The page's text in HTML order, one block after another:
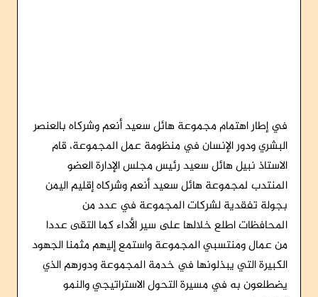
في إطار اهتمام مجموعة هائل سعيد أنعم وشركاه بالعنصر
البشري ودور الإنسان في منظومة عمل المجموعة، قام
الاستاذ نبيل هائل سعيد رئيس مجلس الإدارة العضو
المنتدب لمجموعة هائل سعيد أنعم وشركاه إقليم اليمن
بجولة تفقدية لشركات المجموعة في عدد من
المحافظات اطلع خلالها على سير الأداء كما التقى عددا
من عمال ومنتسبي المجموعة واستمع إليهم مثمنا الجهود
الكبيرة التي يبذلونها في خدمة المجموعة ودورهم الذي
يضطلعون به في مسيرة التحول الاستراتيجي والنمو